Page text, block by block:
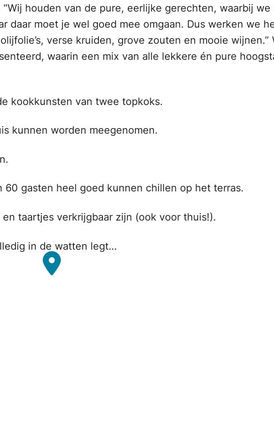
houden van de pure, eerlijke gerechten, waarbij we
daar moet je wel goed mee omgaan. Dus werken we
verse kruiden, grove zouten en mooie wijnen.”
waarin een mix van alle lekkere én pure
kookkunsten van twee topkoks.
kunnen worden meegenomen.
60 gasten heel goed kunnen chillen op het terras.
taartjes verkrijgbaar zijn (ook voor thuis!).
in de watten legt…